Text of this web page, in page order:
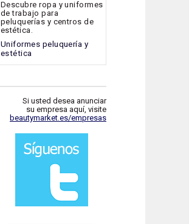
Descubre ropa y uniformes
de trabajo para
peluquerías y centros de
estética.
Uniformes peluquería y
estética
Si usted desea anunciar
su empresa aquí, visite
beautymarket.es/empresas